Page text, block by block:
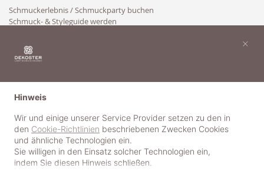
Schmuckerlebnis / Schmuckparty buchen
Schmuck- & Styleguide werden
Hinweis
Wir und einige unserer Service Provider setzen zu den in
den Cookie-Richtlinien beschriebenen Zwecken Cookies
und ähnliche Technologien ein.
Sie willigen in den Einsatz solcher Technologien ein,
indem Sie diesen Hinweis schließen.
×